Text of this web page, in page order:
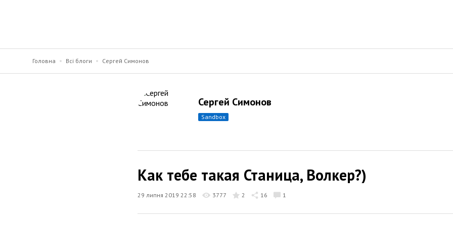
Головна Всі блоги Сергей Симонов
Сергей Симонов
sandbox
Как тебе такая Станица, Волкер?)
29 липня 2019 22:58 3777 2 16 1